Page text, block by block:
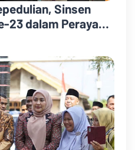
Sinsen
23 dalam Perayaan